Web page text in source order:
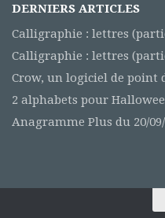
DERNIERS ARTICLES
Calligraphie : lettres
Calligraphie : lettres
Crow, un logiciel de point
2 alphabets pour
Anagramme Plus du 20/